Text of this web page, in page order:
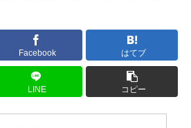
Facebook はてブ
LINE コピー